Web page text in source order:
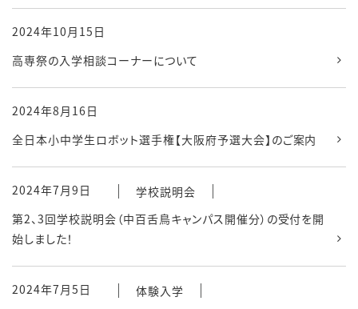
2024年10月15日
高専祭の入学相談コーナーについて
2024年8月16日
全日本小中学生ロボット選手権【大阪府予選大会】のご案内
2024年7月9日
学校説明会
第2、3回学校説明会（中百舌鳥キャンパス開催分）の受付を開
始しました！
2024年7月5日
体験入学